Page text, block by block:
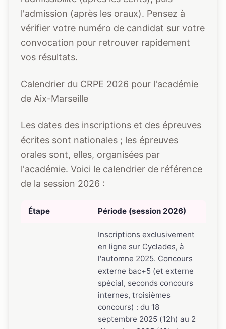
l'admission (après les oraux). Pensez à
vérifier votre numéro de candidat sur votre
convocation pour retrouver rapidement
vos résultats.
Calendrier du CRPE 2026 pour l'académie
de Aix-Marseille
Les dates des inscriptions et des épreuves
écrites sont nationales ; les épreuves
orales sont, elles, organisées par
l'académie. Voici le calendrier de référence
de la session 2026 :
Étape Période (session 2026)
Inscriptions exclusivement
en ligne sur Cyclades, à
l'automne 2025. Concours
externe bac+5 (et externe
spécial, seconds concours
internes, troisièmes
concours) : du 18
septembre 2025 (12h) au 2